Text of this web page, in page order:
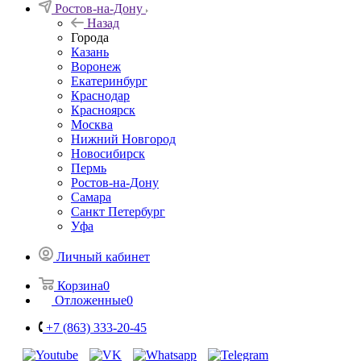
Ростов-на-Дону
Назад
Города
Казань
Воронеж
Екатеринбург
Краснодар
Красноярск
Москва
Нижний Новгород
Новосибирск
Пермь
Ростов-на-Дону
Самара
Санкт Петербург
Уфа
Личный кабинет
Корзина0
Отложенные0
+7 (863) 333-20-45